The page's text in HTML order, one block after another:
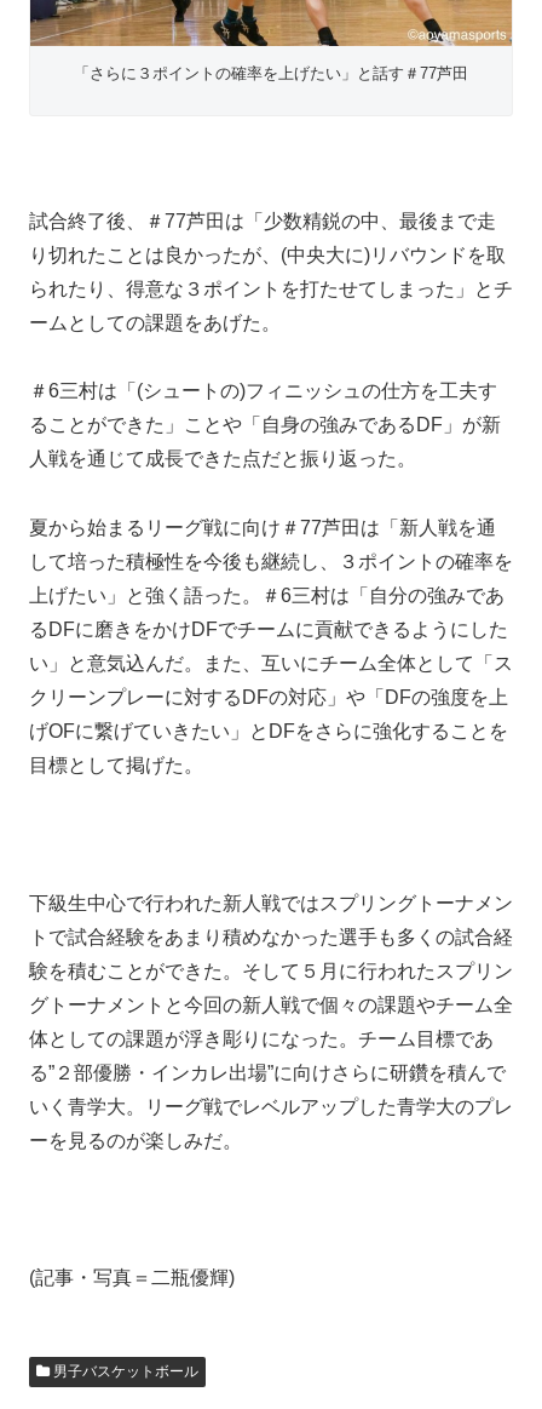
「さらに３ポイントの確率を上げたい」と話す＃77芦田
試合終了後、＃77芦田は「少数精鋭の中、最後まで走
り切れたことは良かったが、(中央大に)リバウンドを取
られたり、得意な３ポイントを打たせてしまった」とチ
ームとしての課題をあげた。
＃6三村は「(シュートの)フィニッシュの仕方を工夫す
ることができた」ことや「自身の強みであるDF」が新
人戦を通じて成長できた点だと振り返った。
夏から始まるリーグ戦に向け＃77芦田は「新人戦を通
して培った積極性を今後も継続し、３ポイントの確率を
上げたい」と強く語った。＃6三村は「自分の強みであ
るDFに磨きをかけDFでチームに貢献できるようにした
い」と意気込んだ。また、互いにチーム全体として「ス
クリーンプレーに対するDFの対応」や「DFの強度を上
げOFに繋げていきたい」とDFをさらに強化することを
目標として掲げた。
下級生中心で行われた新人戦ではスプリングトーナメン
トで試合経験をあまり積めなかった選手も多くの試合経
験を積むことができた。そして５月に行われたスプリン
グトーナメントと今回の新人戦で個々の課題やチーム全
体としての課題が浮き彫りになった。チーム目標であ
る”２部優勝・インカレ出場”に向けさらに研鑽を積んで
いく青学大。リーグ戦でレベルアップした青学大のプレ
ーを見るのが楽しみだ。
(記事・写真＝二瓶優輝)
男子バスケットボール